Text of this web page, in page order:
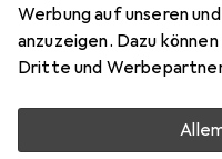
Werbung auf unseren
anzuzeigen. Dazu
Dritte und
Schneller lieferbar
Angebot fürEUR
23,40
1